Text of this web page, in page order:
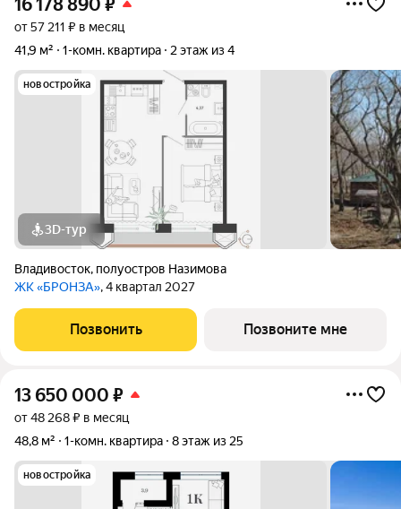
16 178 890 ₽
от 57 211 ₽ в месяц
41,9 м²
1-комн. квартира 2 этаж из 4
новостройка
3D-тур
Владивосток, полуостров Назимова
ЖК «БРОНЗА», 4 квартал 2027
Позвонить Позвоните мне
13 650 000 ₽
от 48 268 ₽ в месяц
48,8 м²
1-комн. квартира 8 этаж из 25
новостройка